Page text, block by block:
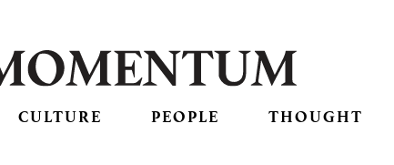
CULTURE PEOPLE THOUGHT